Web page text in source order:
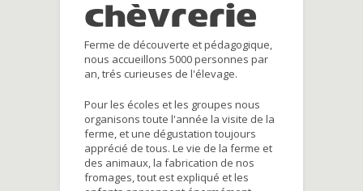
chèvrerie
Ferme de découverte et pédagogique,
nous accueillons 5000 personnes par
an, trés curieuses de l'élevage.
Pour les écoles et les groupes nous
organisons toute l'année la visite de la
ferme, et une dégustation toujours
apprécié de tous. Le vie de la ferme et
des animaux, la fabrication de nos
fromages, tout est expliqué et les